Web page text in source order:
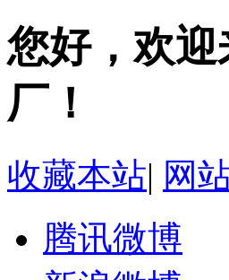
您好，欢
厂！
收藏本站| 网
腾讯微博